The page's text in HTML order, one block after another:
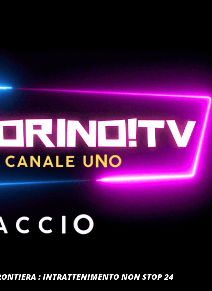
: INTRATTENIMENTO NON STOP 24